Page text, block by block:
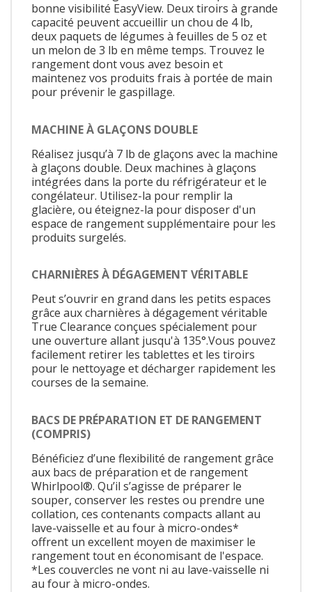
bonne visibilité EasyView. Deux tiroirs à grande
capacité peuvent accueillir un chou de 4 lb,
deux paquets de légumes à feuilles de 5 oz et
un melon de 3 lb en même temps. Trouvez le
rangement dont vous avez besoin et
maintenez vos produits frais à portée de main
pour prévenir le gaspillage.
MACHINE À GLAÇONS DOUBLE
Réalisez jusqu’à 7 lb de glaçons avec la machine
à glaçons double. Deux machines à glaçons
intégrées dans la porte du réfrigérateur et le
congélateur. Utilisez-la pour remplir la
glacière, ou éteignez-la pour disposer d'un
espace de rangement supplémentaire pour les
produits surgelés.
CHARNIÈRES À DÉGAGEMENT VÉRITABLE
Peut s’ouvrir en grand dans les petits espaces
grâce aux charnières à dégagement véritable
True Clearance conçues spécialement pour
une ouverture allant jusqu'à 135°.Vous pouvez
facilement retirer les tablettes et les tiroirs
pour le nettoyage et décharger rapidement les
courses de la semaine.
BACS DE PRÉPARATION ET DE RANGEMENT
(COMPRIS)
Bénéficiez d’une flexibilité de rangement grâce
aux bacs de préparation et de rangement
Whirlpool®. Qu’il s’agisse de préparer le
souper, conserver les restes ou prendre une
collation, ces contenants compacts allant au
lave-vaisselle et au four à micro-ondes*
offrent un excellent moyen de maximiser le
rangement tout en économisant de l'espace.
*Les couvercles ne vont ni au lave-vaisselle ni
au four à micro-ondes.